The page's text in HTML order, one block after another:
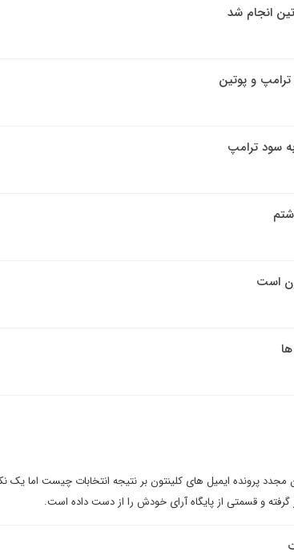
انجام شد
و پوتین
سود ترامپ
است
پرونده ایمیل های کلینتون بر نتیجه انتخابات چیست اما یک
و قسمتی از پایگاه آرای خودش را از دست داده است.